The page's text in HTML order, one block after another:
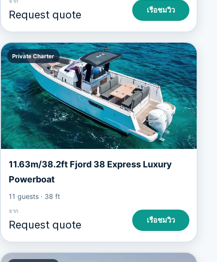
Request quote เรือชมวิว
Private Charter
11.63m/38.2ft Fjord 38 Express Luxury
Powerboat
11 guests· 38 ft
จาก
Request quote เรือชมวิว